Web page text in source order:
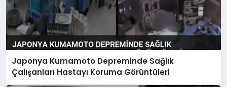
Japonya Kumamoto Depreminde Sağlık
Çalışanları Hastayı Koruma Görüntüleri